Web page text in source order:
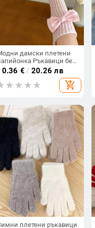
дамски плетени
Ръкавици без
Лолита Ръкав с
ръкав Розово момиче
Затопляне
Дълги ръкавици Kawaii
€ / 20.26 лв
add_shopping_cart
плетени ръкавици